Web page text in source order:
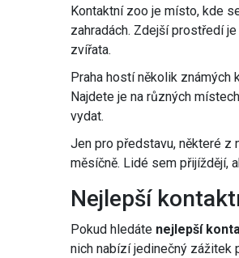
Kontaktní zoo je místo, kde
zahradách. Zdejší prostředí
zvířata.
Praha hostí několik známých
Najdete je na různých
vydat.
Jen pro představu, některé z
měsíčně. Lidé sem přijíždějí,
Nejlepší
Pokud hledáte nejlepší
nich nabízí jedinečný zážitek